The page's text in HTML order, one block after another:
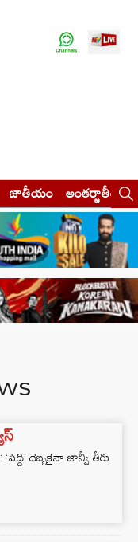
జాతీయం అంతర్జాతీయం
దెబ్బకైనా జాన్వీ తీరు